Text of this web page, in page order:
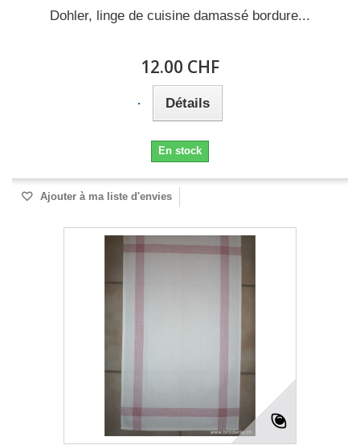
Dohler, linge de cuisine damassé bordure...
12.00 CHF
Détails
En stock
Ajouter à ma liste d'envies